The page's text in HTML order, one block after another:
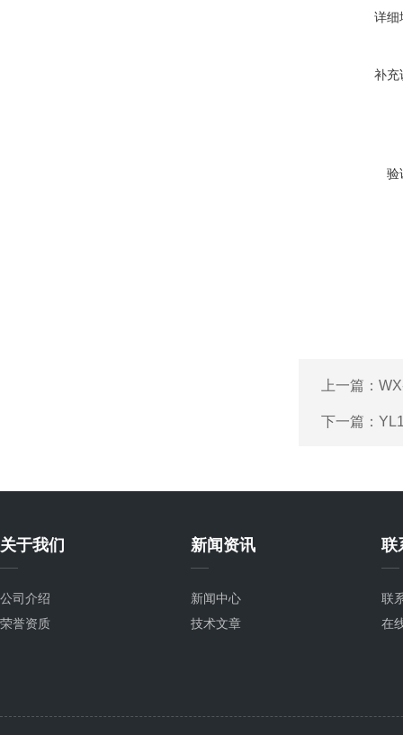
详细
补充
验
上一篇：
下一篇：
关于我们
公司介绍
荣誉资质
新闻资讯
新闻中心
技术文章
联
联
在